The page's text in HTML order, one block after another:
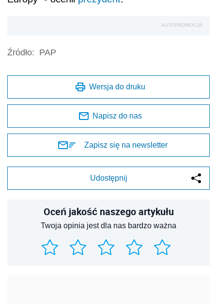
AUTOPROMOCJA
Źródło: PAP
Wersja do druku
Napisz do nas
Zapisz się na newsletter
Udostępnij
Oceń jakość naszego artykułu
Twoja opinia jest dla nas bardzo ważna